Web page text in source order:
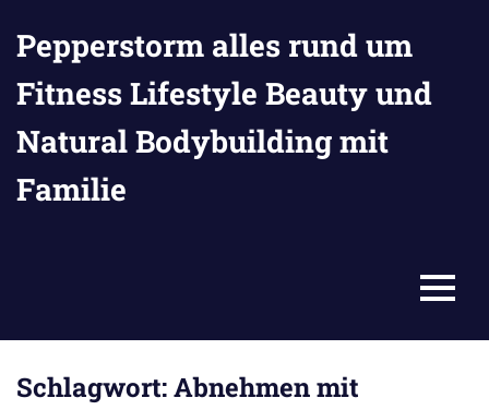
Inhalt
springen
Pepperstorm alles rund um
Fitness Lifestyle Beauty und
Natural Bodybuilding mit
Familie
MENU
Schlagwort:Abnehmen mit